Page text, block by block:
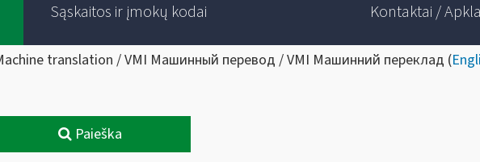
Sąskaitos ir įmokų kodai
Kontaktai /
translation / VMI Машинный перевод / VMI Машинний переклад (
Paieška